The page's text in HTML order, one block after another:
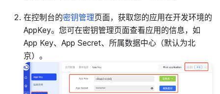
在控制台的密钥管理页面，获取您的应用在开发环境的
AppKey。您可在密钥管理页面查看应用的信息，如
App Key、App Secret、所属数据中心（默认为北
京）。